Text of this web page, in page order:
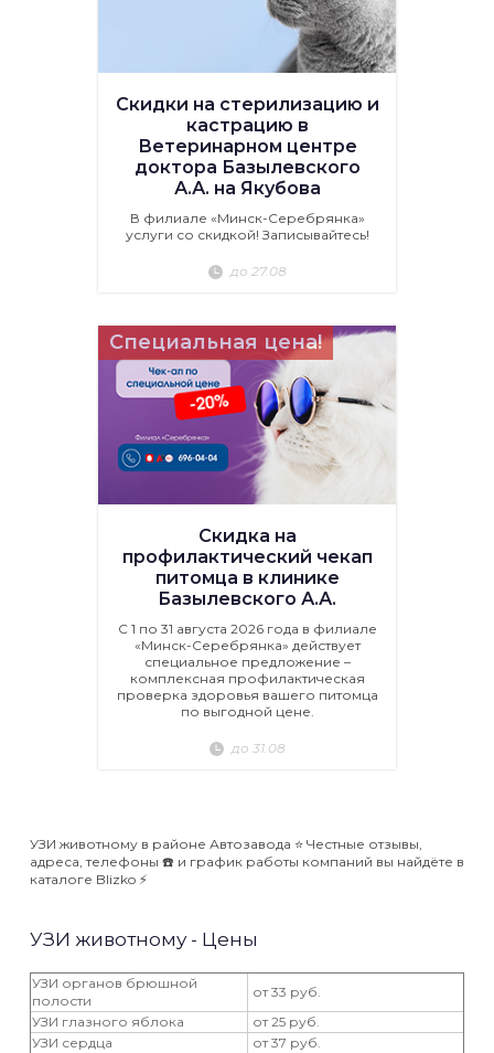
Скидки на стерилизацию и
кастрацию в
Ветеринарном центре
доктора Базылевского
А.А. на Якубова
В филиале «Минск-Серебрянка»
услуги со скидкой! Записывайтесь!
до 27.08
Специальная цена!
Скидка на
профилактический чекап
питомца в клинике
Базылевского А.А.
С 1 по 31 августа 2026 года в филиале
«Минск-Серебрянка» действует
специальное предложение –
комплексная профилактическая
проверка здоровья вашего питомца
по выгодной цене.
до 31.08
УЗИ животному в районе Автозавода ⭐️ Честные отзывы,
адреса, телефоны ☎️ и график работы компаний вы найдёте в
каталоге Blizko ⚡️
УЗИ животному - Цены
УЗИ органов брюшной
полости
от 33 руб.
УЗИ глазного яблока
от 25 руб.
УЗИ сердца
от 37 руб.